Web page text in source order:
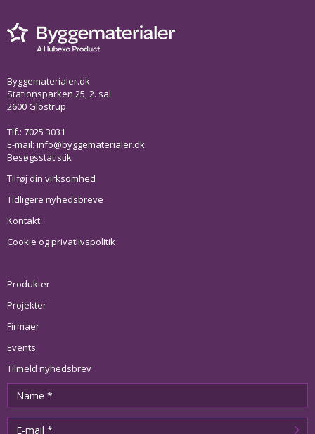
Byggematerialer.dk
Stationsparken 25, 2. sal
2600 Glostrup
Tlf.: 7025 3031
E-mail: info@byggematerialer.dk
Besøgsstatistik
Tilføj din virksomhed
Tidligere nyhedsbreve
Kontakt
Cookie og privatlivspolitik
Produkter
Projekter
Firmaer
Events
Tilmeld nyhedsbrev